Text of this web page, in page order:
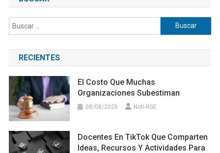
El Costo Que Muchas
Organizaciones Subestiman
08/08/2026 Noti-RSE
Docentes En TikTok Que Comparten
El Aula
¿Problemas Para Dormir En Verano?
Ojo Con Las Gominolas De
Melatonina